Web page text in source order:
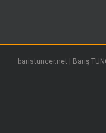
baristuncer.net | Barış